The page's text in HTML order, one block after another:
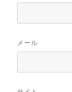
メール